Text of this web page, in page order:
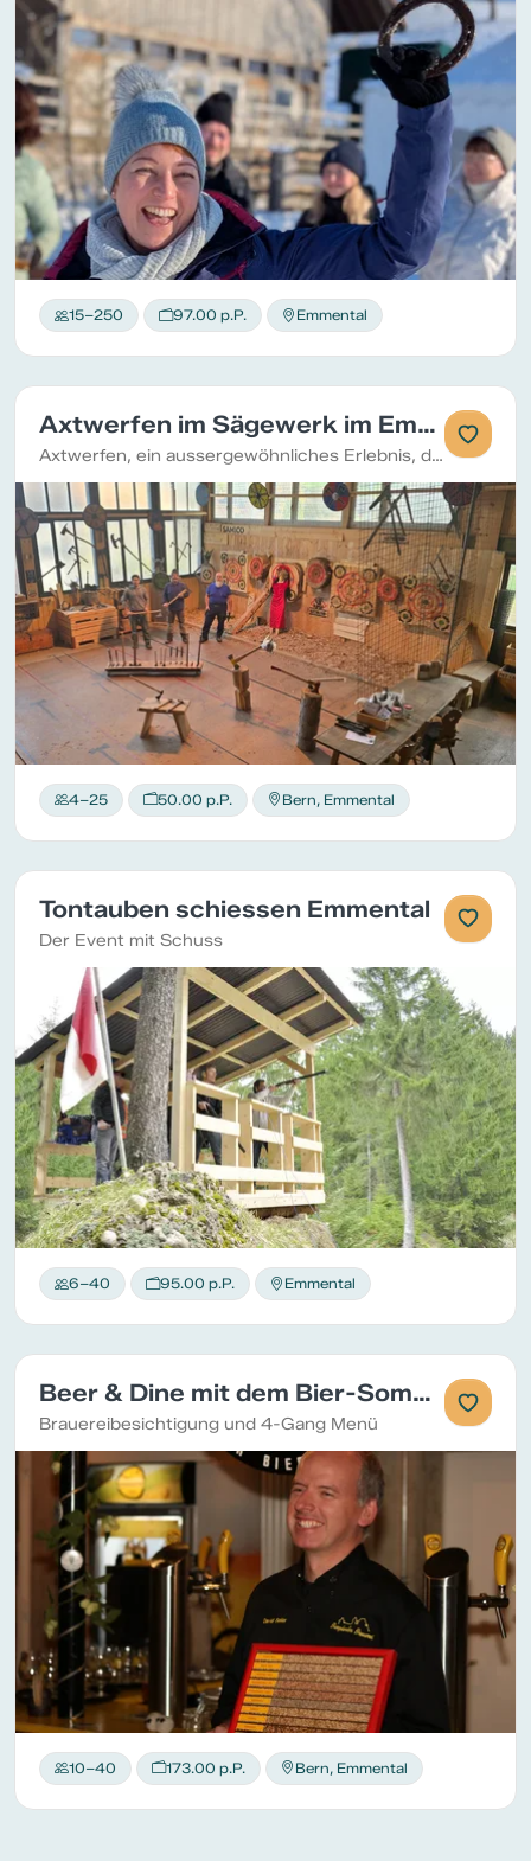
15–250 97.00 p.P. Emmental
Axtwerfen im Sägewerk im Emmental
Axtwerfen, ein aussergewöhnliches Erlebnis, das Kraft, Technik und eine gute Portion Spass verbindet.
4–25 50.00 p.P. Bern, Emmental
Tontauben schiessen Emmental
Der Event mit Schuss
6–40 95.00 p.P. Emmental
Beer & Dine mit dem Bier-Sommelier
Brauereibesichtigung und 4-Gang Menü
10–40 173.00 p.P. Bern, Emmental